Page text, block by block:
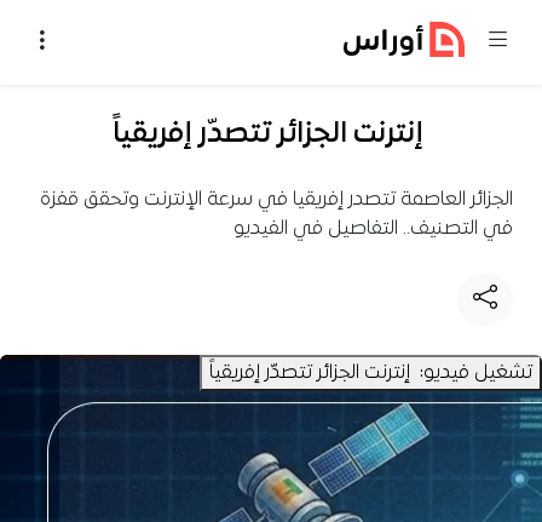
إنترنت الجزائر تتصدّر إفريقياً
الجزائر العاصمة تتصدر إفريقيا في سرعة الإنترنت وتحقق قفزة
في التصنيف.. التفاصيل في الفيديو
تشغيل فيديو: إنترنت الجزائر تتصدّر إفريقياً